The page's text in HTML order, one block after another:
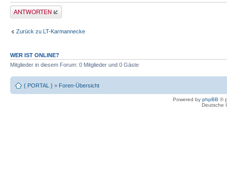
Antwort erstellen
Zurück zu LT-Karmannecke
WER IST ONLINE?
Mitglieder in diesem Forum: 0 Mitglieder und 0 Gäste
{ PORTAL } » Foren-Übersicht
Powered by phpBB ©
Deutsche